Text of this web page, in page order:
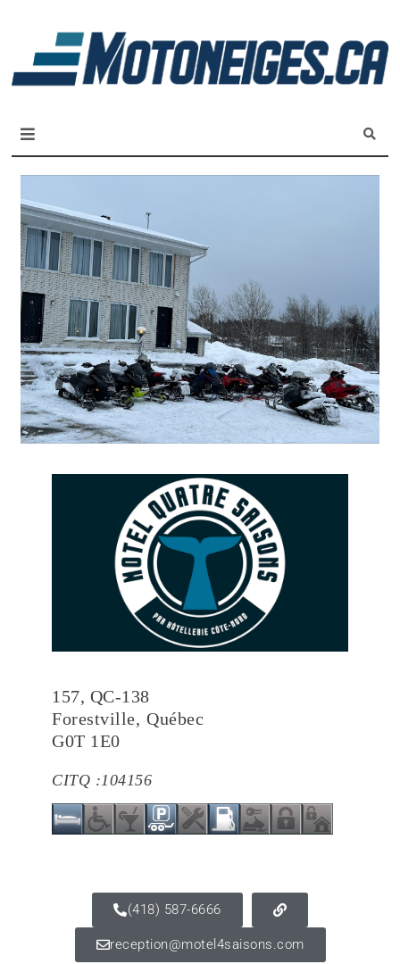
157, QC-138
Forestville, Québec
G0T 1E0
CITQ :104156
(418) 587-6666
reception@motel4saisons.com